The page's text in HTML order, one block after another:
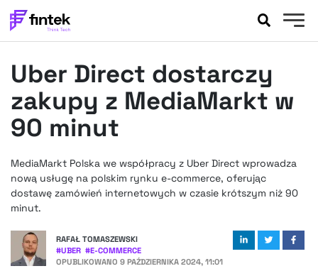
BANKOWOŚĆ
EVENTY
FELIETONY
WYWIADY
PODCASTY
FINTEKEXTRA
OKIEM EKSPERTA
Uber Direct dostarczy
zakupy z MediaMarkt w
90 minut
MediaMarkt Polska we współpracy z Uber Direct wprowadza
nową usługę na polskim rynku e-commerce, oferując
dostawę zamówień internetowych w czasie krótszym niż 90
minut.
RAFAŁ TOMASZEWSKI
#UBER #E-COMMERCE
OPUBLIKOWANO 9 PAŹDZIERNIKA 2024, 11:01